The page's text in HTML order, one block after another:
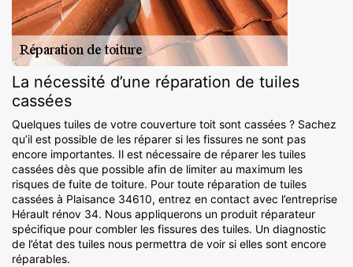
La nécessité d’une réparation de tuiles
cassées
Quelques tuiles de votre couverture toit sont cassées ? Sachez
qu’il est possible de les réparer si les fissures ne sont pas
encore importantes. Il est nécessaire de réparer les tuiles
cassées dès que possible afin de limiter au maximum les
risques de fuite de toiture. Pour toute réparation de tuiles
cassées à Plaisance 34610, entrez en contact avec l’entreprise
Hérault rénov 34. Nous appliquerons un produit réparateur
spécifique pour combler les fissures des tuiles. Un diagnostic
de l’état des tuiles nous permettra de voir si elles sont encore
réparables.